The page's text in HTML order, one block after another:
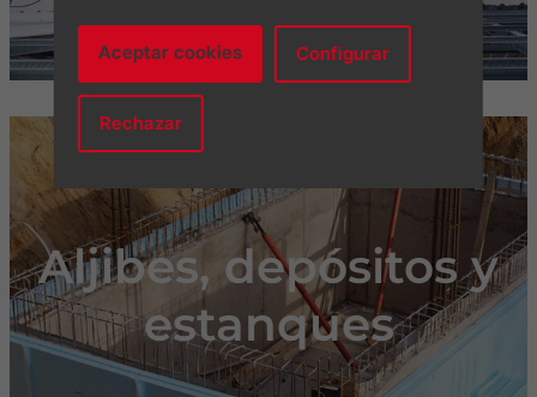
Aljibes, depósitos y
estanques
Aceptar cookies Configurar
Rechazar